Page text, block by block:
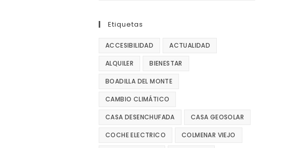
Etiquetas
ACCESIBILIDAD ACTUALIDAD
ALQUILER BIENESTAR
BOADILLA DEL MONTE
CAMBIO CLIMÁTICO
CASA DESENCHUFADA CASA GEOSOLAR
COCHE ELECTRICO COLMENAR VIEJO